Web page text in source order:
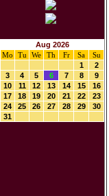
Aug 2026
Mo
Tu We Th Fr Sa
Su
1
2
3
4 5 6 7 8
9
10
11 12 13 14 15
16
17
18 19 20 21 22
23
24
25 26 27 28 29
30
31